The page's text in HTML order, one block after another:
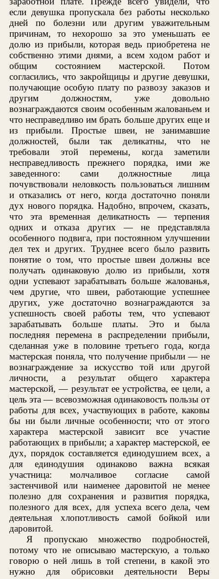
если девушка пропускала без работы несколько
дней по болезни или другим уважительным
причинам, то нехорошо за это уменьшать ее
долю из прибыли, которая ведь приобретена не
собственно этими днями, а всем ходом работ и
общим состоянием мастерской. Потом
согласились, что закройщицы и другие девушки,
получающие особую плату по развозу заказов и
другим должностям, уже довольно
вознаграждаются своим особенным жалованьем и
что несправедливо им брать больше других еще и
из прибыли. Простые швеи, не занимавшие
должностей, были так деликатны, что не
требовали этой перемены, когда заметили
несправедливость прежнего порядка, ими же
заведенного: сами должностные лица
почувствовали неловкость пользоваться лишним
и отказались от него, когда достаточно поняли
дух нового порядка. Надобно, впрочем, сказать,
что эта временная деликатность — терпения
одних и отказа других — не представляла
особенного подвига, при постоянном улучшении
дел тех и других. Труднее всего было развить
понятие о том, что простые швеи должны все
получать одинаковую долю из прибыли, хотя
одни успевают зарабатывать больше жалованья,
чем другие, что швеи, работающие успешнее
других, уже достаточно вознаграждаются за
успешность своей работы тем, что успевают
зарабатывать больше платы. Это и была
последняя перемена в распределении прибыли,
сделанная уже в половине третьего года, когда
мастерская поняла, что получение прибыли — не
вознаграждение за искусство той или другой
личности, а результат общего характера
мастерской, — результат ее устройства, ее цели, а
цель эта — всевозможная одинаковость пользы от
работы для всех, участвующих в работе, каковы
бы ни были личные особенности; что от этого
характера мастерской зависит все участие
работающих в прибыли; а характер мастерской, ее
дух, порядок составляется единодушием всех, а
для единодушия одинаково важна всякая
участница: молчаливое согласие самой
застенчивой или наименее даровитой не менее
полезно для сохранения и развития порядка,
полезного для всех, для успеха всего дела, чем
деятельная хлопотливость самой бойкой или
даровитой.
Я пропускаю множество подробностей,
потому что не описываю мастерскую, а только
говорю о ней лишь в той степени, в какой это
нужно для обрисовки деятельности Веры